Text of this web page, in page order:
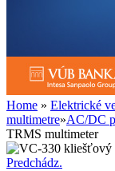
Home » Elektrické
multimetre»AC/DC
TRMS multimeter
Predchádz.